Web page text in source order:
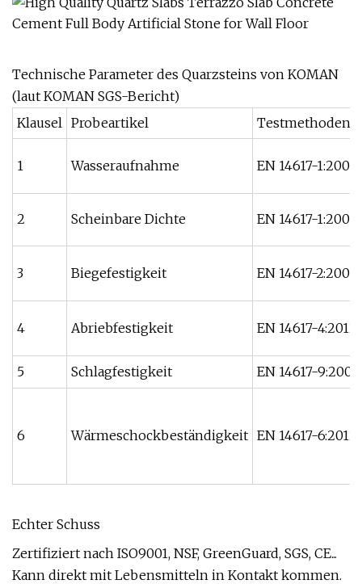
Technische Parameter des Quarzsteins von KOMAN
(laut KOMAN SGS-Bericht)
Klausel Probeartikel Testmethoden
1 Wasseraufnahme EN 14617-1:2005
2 Scheinbare Dichte EN 14617-1:2005
3 Biegefestigkeit EN 14617-2:2008
4 Abriebfestigkeit EN 14617-4:2012
5 Schlagfestigkeit EN 14617-9:2005
6 Wärmeschockbeständigkeit EN 14617-6:2012
Echter Schuss
Zertifiziert nach ISO9001, NSF, GreenGuard, SGS, CE...
Kann direkt mit Lebensmitteln in Kontakt kommen.